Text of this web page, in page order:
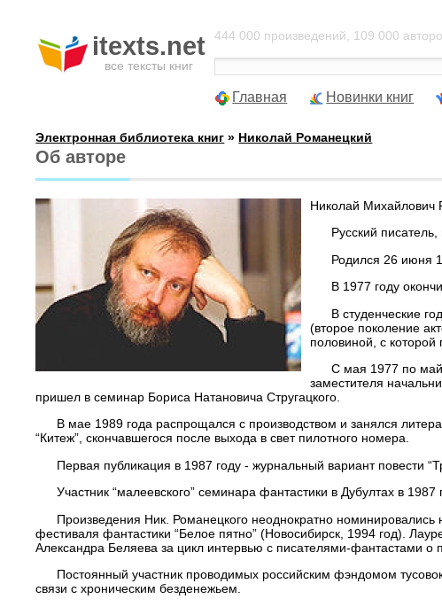
itexts.net
все тексты книг
444 000 произведений, 109 000
Главная Новинки книг
Электронная библиотека книг » Николай Романецкий
Об авторе
Николай Михайлович
Русский писатель,
Родился 26 июня
В 1977 году окончил
В студенческие
(второе поколение
половиной, с которой
С мая 1977 по май
заместителя
пришел в семинар Бориса Натановича Стругацкого.
В мае 1989 года распрощался с производством и занялся
“Китеж”, скончавшегося после выхода в свет пилотного номера.
Первая публикация в 1987 году - журнальный вариант повести
Участник “малеевского” семинара фантастики в Дубултах в 1987
Произведения Ник. Романецкого неоднократно номинировались
фестиваля фантастики “Белое пятно” (Новосибирск, 1994 год).
Александра Беляева за цикл интервью с писателями-фантастами о
Постоянный участник проводимых российским фэндомом тусовок -
связи с хроническим безденежьем.